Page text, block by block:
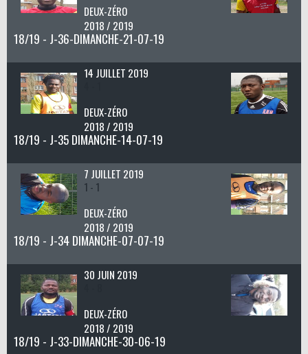
DEUX-ZÉRO
2018 / 2019
18/19 - J-36-DIMANCHE-21-07-19
14 JUILLET 2019
DEUX-ZÉRO
2018 / 2019
18/19 - J-35 DIMANCHE-14-07-19
7 JUILLET 2019
1 - 1
DEUX-ZÉRO
2018 / 2019
18/19 - J-34 DIMANCHE-07-07-19
30 JUIN 2019
DEUX-ZÉRO
2018 / 2019
18/19 - J-33-DIMANCHE-30-06-19